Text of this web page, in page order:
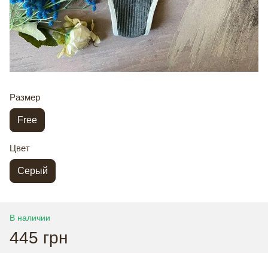
Размер
Free
Цвет
Серый
В наличии
445 грн